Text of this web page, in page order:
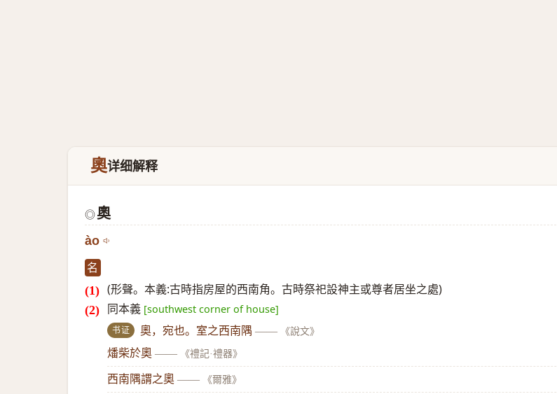
奧详细解释
◎奧
ào
名
(形聲。本義:古時指房屋的西南角。古時祭祀設神主或尊者居坐之處)
同本義 [southwest corner of house]
书证 奧，宛也。室之西南隅 —— 《說文》
燔柴於奧 —— 《禮記·禮器》
西南隅謂之奧 —— 《爾雅》